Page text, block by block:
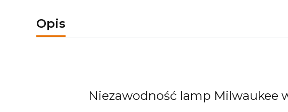
Opis
Niezawodność lamp Milwaukee